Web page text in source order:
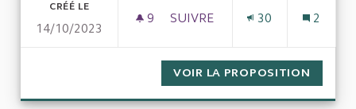
CRÉÉ LE
14/10/2023
9 9 ABONNÉS
SUIVRE
30 2
VOIR LA PROPOSITION